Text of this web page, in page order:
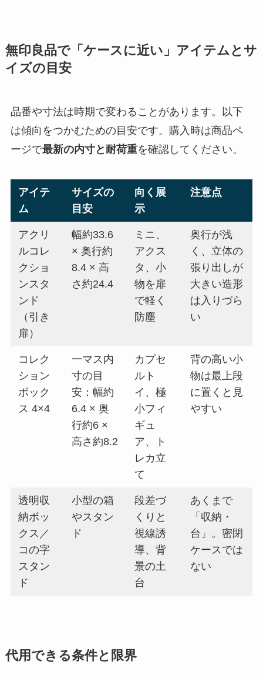
無印良品で「ケースに近い」アイテムとサ
イズの目安
品番や寸法は時期で変わることがあります。以下
は傾向をつかむための目安です。購入時は商品ペ
ージで最新の内寸と耐荷重を確認してください。
アイテ
ム
サイズの
目安
向く展
示
注意点
アクリ
ルコレ
クショ
ンスタ
ンド
（引き
扉）
幅約33.6
× 奥行約
8.4 × 高
さ約24.4
ミニ、
アクス
タ、小
物を扉
で軽く
防塵
奥行が浅
く、立体の
張り出しが
大きい造形
は入りづら
い
コレク
ション
ボック
ス 4×4
一マス内
寸の目
安：幅約
6.4 × 奥
行約6 ×
高さ約8.2
カプセ
ルト
イ、極
小フィ
ギュ
ア、ト
レカ立
て
背の高い小
物は最上段
に置くと見
やすい
透明収
納ボッ
クス／
コの字
スタン
ド
小型の箱
やスタン
ド
段差づ
くりと
視線誘
導、背
景の土
台
あくまで
「収納・
台」。密閉
ケースでは
ない
代用できる条件と限界